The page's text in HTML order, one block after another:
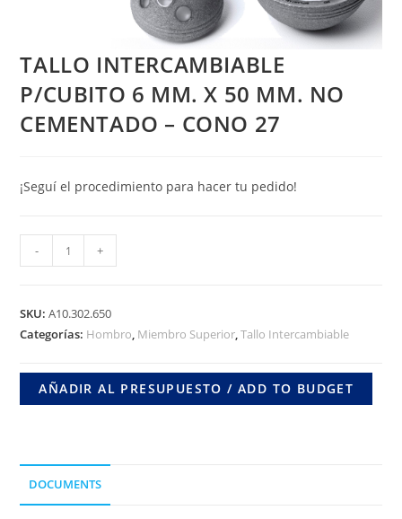
TALLO INTERCAMBIABLE
P/CUBITO 6 MM. X 50 MM. NO
CEMENTADO – CONO 27
¡Seguí el procedimiento para hacer tu pedido!
INTERCAMBIABLE
6
MM.
MM.
-
CONO
- +
SKU:A10.302.650
Categorías: Hombro, Miembro Superior,Tallo Intercambiable
AÑADIR AL PRESUPUESTO / ADD TO BUDGET
DOCUMENTS